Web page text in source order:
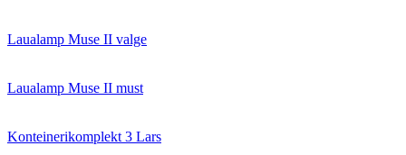
Laualamp Muse II valge
Laualamp Muse II must
Konteinerikomplekt 3 Lars